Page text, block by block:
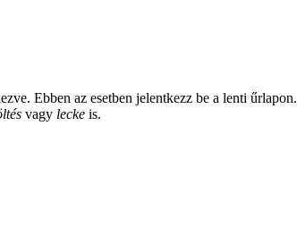
Ebben az esetben jelentkezz be a lenti űrlapon.
vagy lecke is.